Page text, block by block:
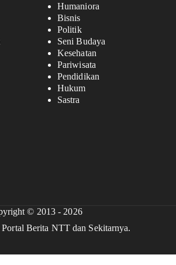
Humaniora
Bisnis
Politik
Seni Budaya
Kesehatan
Pariwisata
Pendidikan
Hukum
Sastra
© 2013 - 2026
Berita NTT dan Sekitarnya.